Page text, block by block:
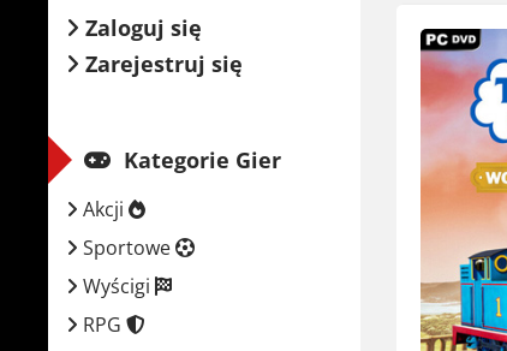
Zaloguj się
Zarejestruj się
Kategorie Gier
Akcji
Sportowe
Wyścigi
RPG